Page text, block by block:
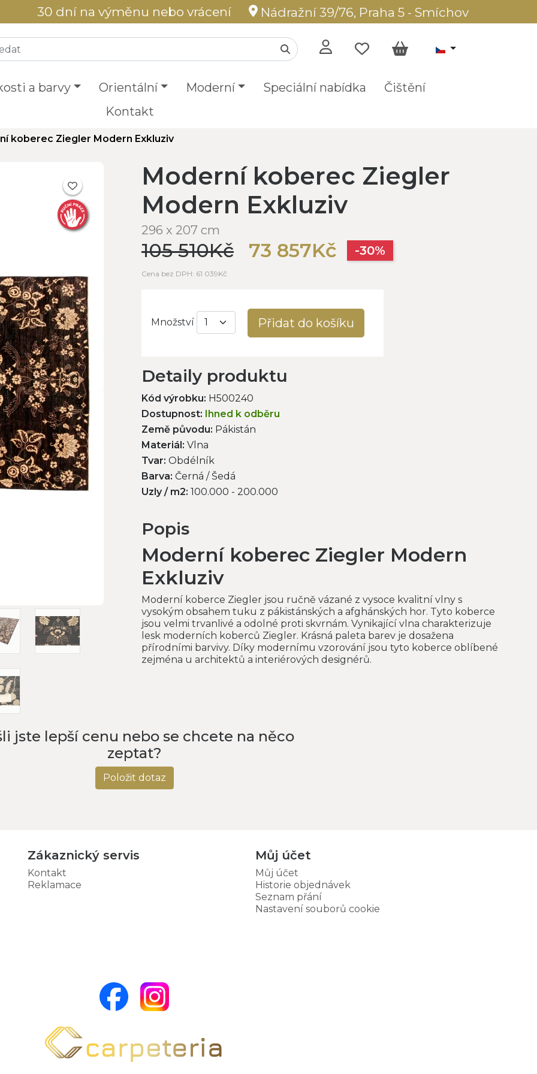
30 dní na výměnu nebo vrácení Nádražní 39/76, Praha 5 - Smíchov
a barvy Orientální Moderní Speciální nabídka
Čištění
Kontakt
koberec Ziegler Modern Exkluziv
Moderní koberec Ziegler
Modern Exkluziv
296 x 207 cm
105 510Kč 73 857Kč -30%
Cena bez DPH: 61 039Kč
Množství Přidat do košíku
Detaily produktu
Kód výrobku: H500240
Dostupnost:
Ihned k odběru
Země původu: Pákistán
Materiál: Vlna
Tvar: Obdélník
Barva: Černá / Šedá
Uzly / m2: 100.000 - 200.000
Popis
Moderní koberec Ziegler Modern
Exkluziv
Moderní koberce Ziegler jsou ručně vázané z vysoce kvalitní vlny s
vysokým obsahem tuku z pákistánských a afghánských hor. Tyto koberce
jsou velmi trvanlivé a odolné proti skvrnám. Vynikající vlna charakterizuje
lesk moderních koberců Ziegler. Krásná paleta barev je dosažena
přírodními barvivy. Díky modernímu vzorování jsou tyto koberce oblíbené
zejména u architektů a interiérových designérů.
jste lepší cenu nebo se chcete na něco
zeptat?
Položit dotaz
Zákaznický servis
Kontakt
Reklamace
Můj účet
Můj účet
Historie objednávek
Seznam přání
Nastavení souborů cookie